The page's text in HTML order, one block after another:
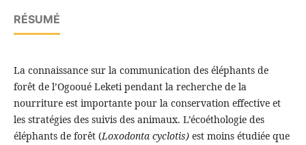
RÉSUMÉ
La connaissance sur la communication des éléphants de
forêt de l’Ogooué Leketi pendant la recherche de la
nourriture est importante pour la conservation effective et
les stratégies des suivis des animaux. L’écoéthologie des
éléphants de forêt (Loxodonta cyclotis)est moins étudiée que